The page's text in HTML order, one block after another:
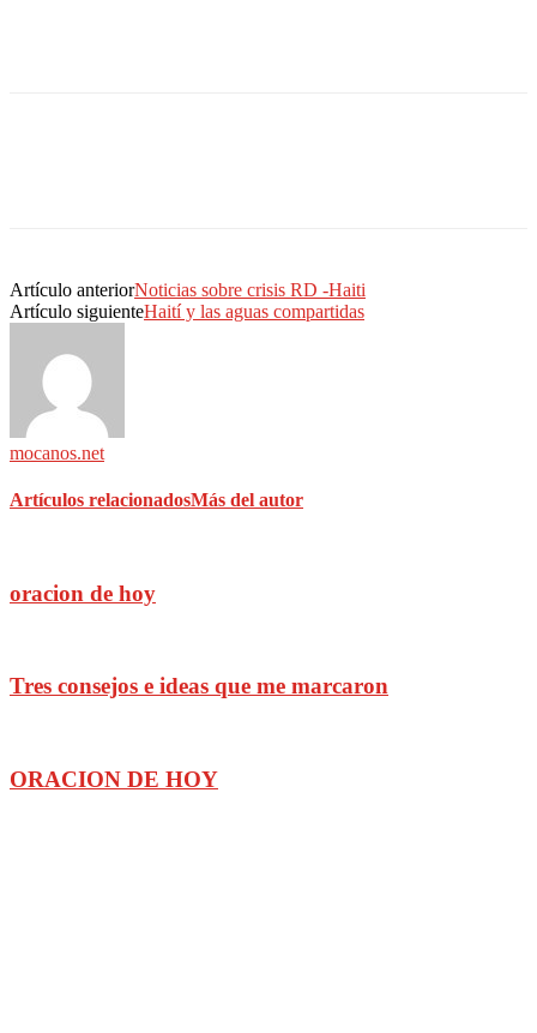
Artículo anteriorNoticias sobre crisis RD -Haiti
Artículo siguienteHaití y las aguas compartidas
mocanos.net
Artículos relacionadosMás del autor
oracion de hoy
Tres consejos e ideas que me marcaron
ORACION DE HOY